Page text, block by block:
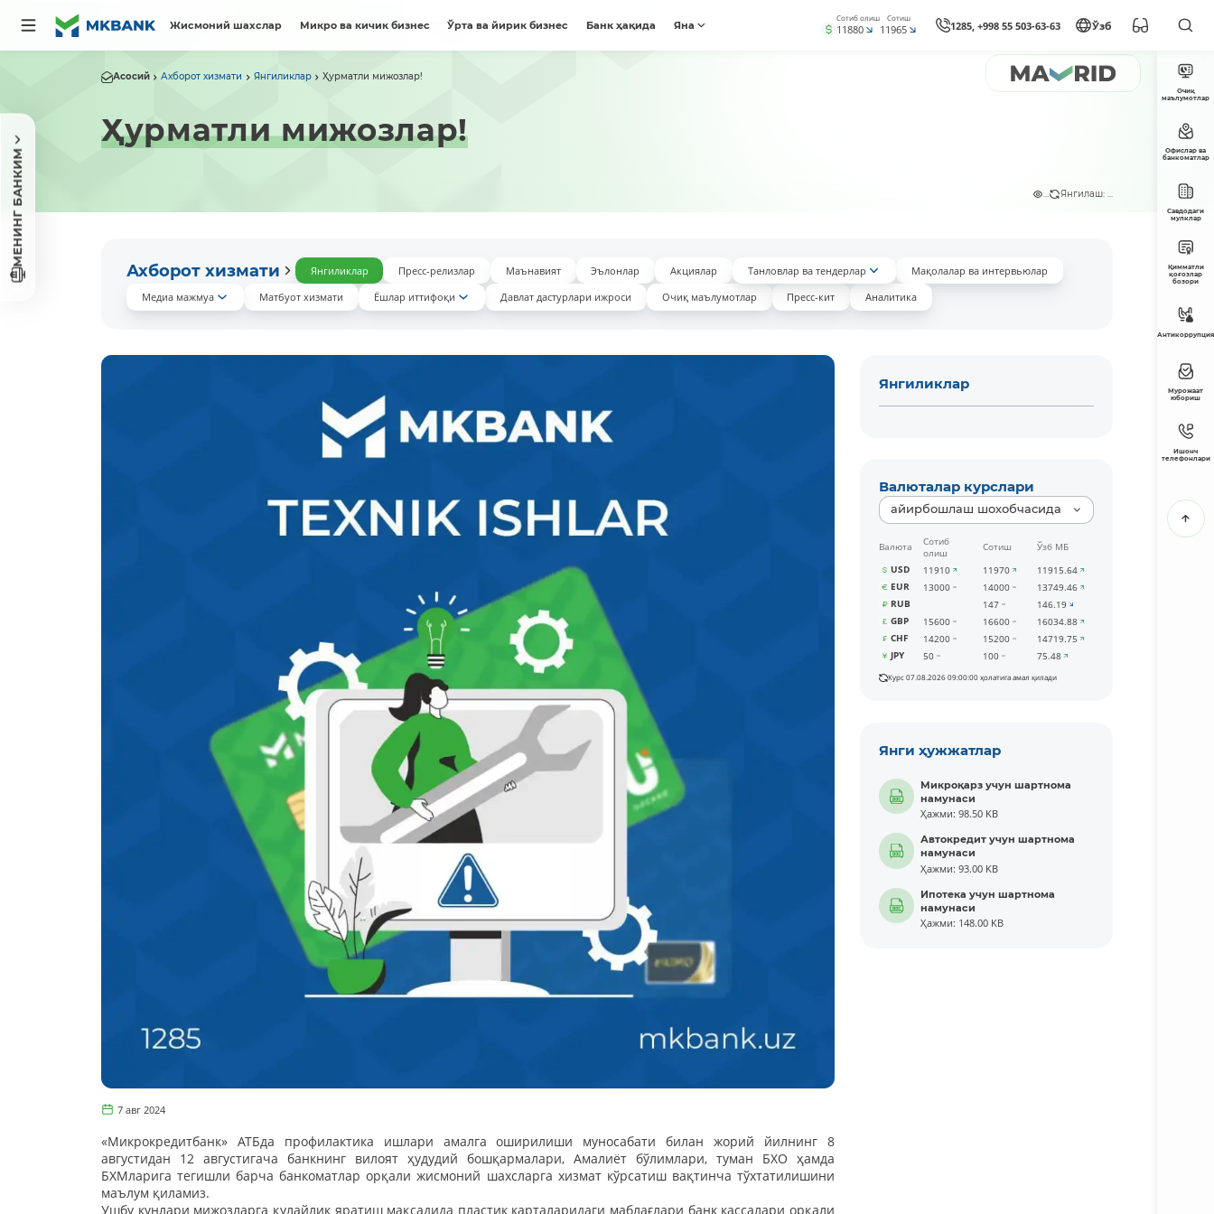
Жисмоний шахслар Микро ва кичик бизнес Ўрта ва йирик бизнес Банк ҳақида Яна
Сотиб олиш
11880
Сотиш
11965 1285, +998 55 503-63-63 Ўзб
МЕНИНГ БАНКИМ
Асосий Ахборот хизмати Янгиликлар Ҳурматли мижозлар!
Ҳурматли мижозлар!
... Янгилаш: ...
Ахборот хизмати Янгиликлар Пресс-релизлар Маънавият Эълонлар Акциялар Танловлар ва тендерлар
Мақолалар ва интервьюлар
Медиа мажмуа
Матбуот хизмати Ёшлар иттифоқи Давлат дастурлари ижроси Очиқ маълумотлар Пресс-кит Аналитика
7 авг 2024
«Микрокредитбанк» АТБда профилактика ишлари амалга оширилиши муносабати билан жорий йилнинг 8
августидан 12 августигача банкнинг вилоят ҳудудий бошқармалари, Амалиёт бўлимлари, туман БХО ҳамда
БХМларига тегишли барча банкоматлар орқали жисмоний шахсларга хизмат кўрсатиш вақтинча тўхтатилишини
маълум қиламиз.
Ушбу кунлари мижозларга қулайлик яратиш мақсадида пластик карталаридаги маблағлари банк кассалари орқали
Янгиликлар
Валюталар курслари
айирбошлаш шохобчасида
Валюта
Сотиб
олиш
Сотиш
Ўзб МБ
USD
11910 11970
11915.64
EUR
13000 14000
13749.46
RUB
147
146.19
GBP
15600 16600
16034.88
CHF
14200 15200
14719.75
JPY
50 100 75.48
Курс 07.08.2026 09:00:00 ҳолатига амал қилади
Янги ҳужжатлар
Микроқарз учун шартнома
намунаси
Ҳажми: 98.50 KB
Автокредит учун шартнома
намунаси
Ҳажми: 93.00 KB
Ипотека учун шартнома
намунаси
Ҳажми: 148.00 KB
Очиқ
маълумотлар
Офислар ва
банкоматлар
Савдодаги
мулклар
Қимматли
қоғозлар
бозори
Антикоррупция
Мурожаат
юбориш
Ишонч
телефонлари